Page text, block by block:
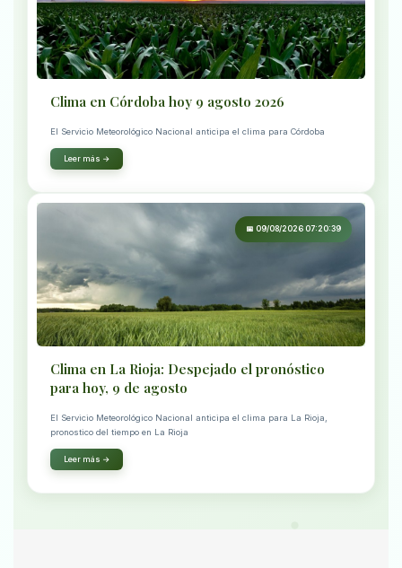
Clima en Córdoba hoy 9 agosto 2026
El Servicio Meteorológico Nacional anticipa el clima para Córdoba
Leer más →
📅 09/08/2026 07:20:39
Clima en La Rioja: Despejado el pronóstico
para hoy, 9 de agosto
El Servicio Meteorológico Nacional anticipa el clima para La Rioja,
pronostico del tiempo en La Rioja
Leer más →